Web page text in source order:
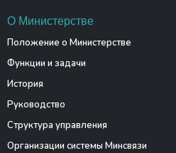
О Министерстве
Положение о Министерстве
Функции и задачи
История
Руководство
Структура управления
Организации системы Минсвязи